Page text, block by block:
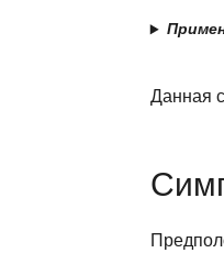
Данная